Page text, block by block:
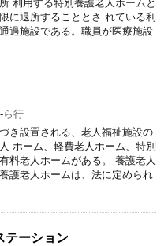
利用する特別養護老人ホームと
に退所することとさ れている利
過施設である。職員が医療施設
-ら行
き設置される、老人福祉施設の
ホーム、軽費老人ホーム、特別
料老人ホームがある。 養護老人
護老人ホームは、法に定められ
テーション